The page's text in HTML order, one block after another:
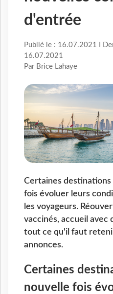
d'entrée
Publié le : 16.07.2021 I
16.07.2021
Par Brice Lahaye
Certaines
fois évoluer leurs
les voyageurs.
vaccinés, accueil avec
tout ce qu'il faut
annonces.
Certaines
nouvelle fois